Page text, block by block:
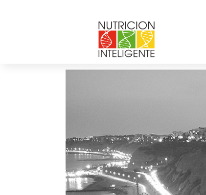
manuel
Web Admin NI|Mar 25, 2014